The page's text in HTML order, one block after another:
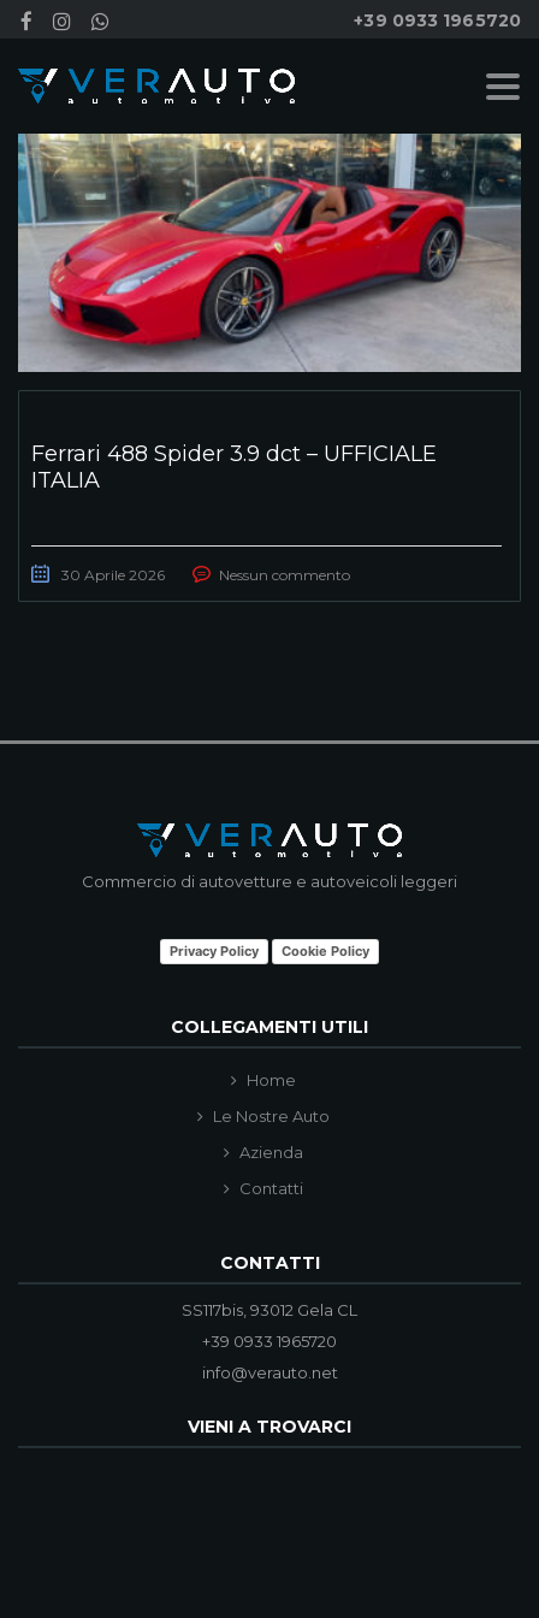
+39 0933 1965720
Ferrari 488 Spider 3.9 dct – UFFICIALE
ITALIA
30 Aprile 2026 Nessun commento
Commercio di autovetture e autoveicoli leggeri
Privacy Policy Cookie Policy
COLLEGAMENTI UTILI
Home
Le Nostre Auto
Azienda
Contatti
CONTATTI
SS117bis, 93012 Gela CL
+39 0933 1965720
info@verauto.net
VIENI A TROVARCI